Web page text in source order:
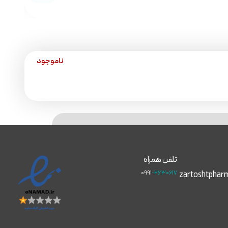
ناموجود
تلفن همراه
۰۹۹۱-۲۶۳۰۶۱۷